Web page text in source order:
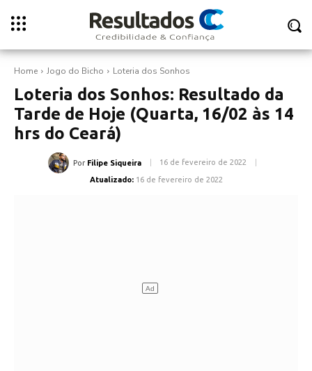
Home Jogo do Bicho Loteria dos Sonhos
Loteria dos Sonhos: Resultado da
Tarde de Hoje (Quarta, 16/02 às 14
hrs do Ceará)
Por Filipe Siqueira 16 de fevereiro de 2022
Atualizado: 16 de fevereiro de 2022